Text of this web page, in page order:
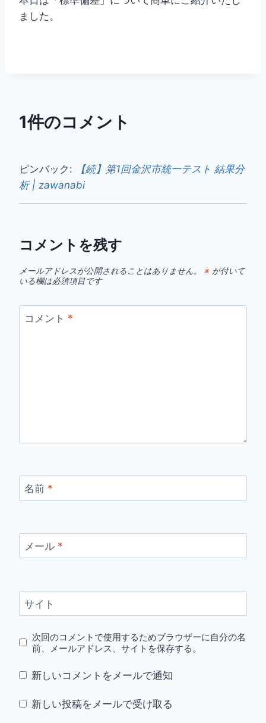
ました。
1件のコメント
ピンバック:
【続】第1回金沢市統一テスト 結果分
析 | zawanabi
コメントを残す
メールアドレスが公開されることはありません。 ※ が付いて
いる欄は必須項目です
コメント *
名前 *
メール *
サイト
次回のコメントで使用するためブラウザーに自分の名
前、メールアドレス、サイトを保存する。
新しいコメントをメールで通知
新しい投稿をメールで受け取る